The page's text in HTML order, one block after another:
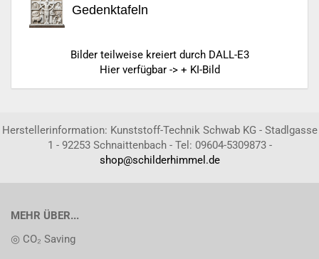
Gedenktafeln
Bilder teilweise kreiert durch DALL-E3
Hier verfügbar -> + KI-Bild
Herstellerinformation: Kunststoff-Technik Schwab KG - Stadlgasse
1 - 92253 Schnaittenbach - Tel: 09604-5309873 -
shop@schilderhimmel.de
MEHR ÜBER...
◎ CO₂ Saving